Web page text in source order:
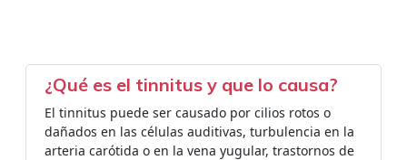
¿Qué es el tinnitus y que lo causa?
El tinnitus puede ser causado por cilios rotos o
dañados en las células auditivas, turbulencia en la
arteria carótida o en la vena yugular, trastornos de